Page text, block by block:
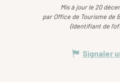
Mis à jour le 20
par Office de Tourisme de
(Identifiant de
Signaler